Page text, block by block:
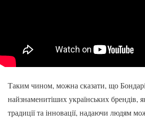
Таким чином, можна сказати, що
найзнаменитіших українських брендів,
традиції та інновації, надаючи людям